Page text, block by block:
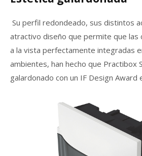
Su perfil redondeado, sus distintos
atractivo diseño que permite que las
a la vista perfectamente integradas
ambientes, han hecho que Practibox
galardonado con un IF Design Award